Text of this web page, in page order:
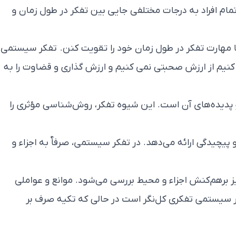
افراد به درجات مختلفی جایی بین تفکر در طول زمان و
مهارت تفکر در طول زمان خود را تقویت کنن. تفکر سیستمی
از ارزش صحبتی نمی کنیم و ارزش گذاری و قضاوت را به
آن است. این شیوه تفکر، روش‌شناسی مؤثری را
ارائه می‌دهد. در تفکر سیستمی، صرفاٌ به اجزاء و
برهم‌کنش اجزاء و محیط بررسی می‌شود. موانع و عواملی
تفکری کل‌نگر است در حالی که تکیه صرف بر